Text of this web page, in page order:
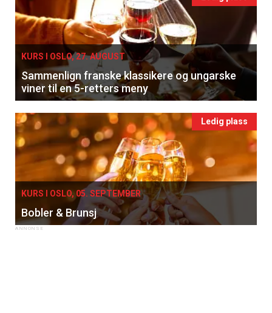
KURS I OSLO, 27. AUGUST
Sammenlign franske klassikere og ungarske
viner til en 5-retters meny
Ledig plass
KURS I OSLO, 05. SEPTEMBER
Bobler & Brunsj